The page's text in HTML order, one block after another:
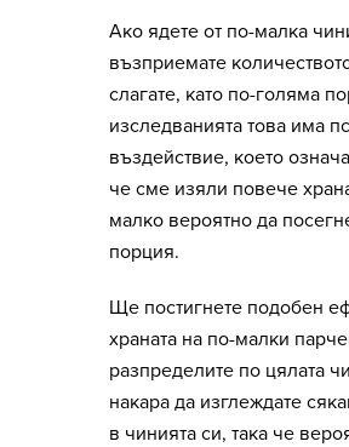
Ако ядете от по-малка
възприемате
слагате, като по-голяма
изследванията това има
въздействие, което
че сме изяли повече
малко вероятно да
порция.
Ще постигнете подобен
храната на по-малки
разпределите по цялата
накара да изглеждате
в чинията си, така че